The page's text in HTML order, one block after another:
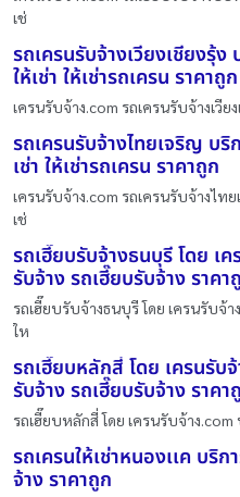
เช่
รถเครนรับจ้างเวียงเชียงรุ้ง
ให้เช่า ให้เช่ารถเครน ราคาถูก
เครนรับจ้าง.com รถเครนรับจ้างเวีย
รถเครนรับจ้างไทยเจริญ บริ
เช่า ให้เช่ารถเครน ราคาถูก
เครนรับจ้าง.com รถเครนรับจ้างไท
เช่
รถเฮี๊ยบรับจ้างธนบุรี โดย เ
รับจ้าง รถเฮี๊ยบรับจ้าง ราคา
รถเฮี๊ยบรับจ้างธนบุรี โดย เครนรับจ้
ให
รถเฮี๊ยบหลักสี่ โดย เครนรับ
รับจ้าง รถเฮี๊ยบรับจ้าง ราคา
รถเฮี๊ยบหลักสี่ โดย เครนรับจ้าง.com
รถเครนให้เช่าหนองเเค บริ
จ้าง ราคาถูก